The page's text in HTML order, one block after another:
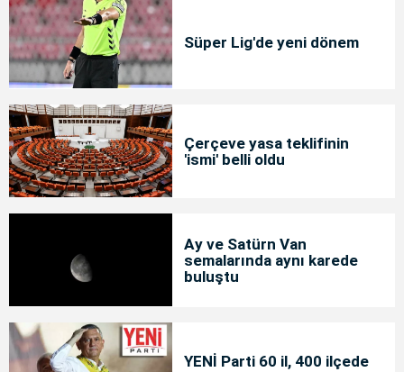
Süper Lig'de yeni dönem
Çerçeve yasa teklifinin
'ismi' belli oldu
Ay ve Satürn Van
semalarında aynı karede
buluştu
YENİ Parti 60 il, 400 ilçede